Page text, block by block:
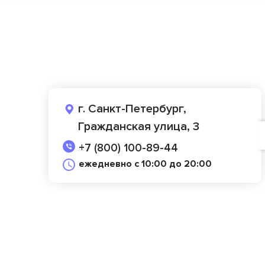
г. Санкт-Петербург,
Гражданская улица, 3
+7 (800) 100-89-44
ежедневно с 10:00 до 20:00